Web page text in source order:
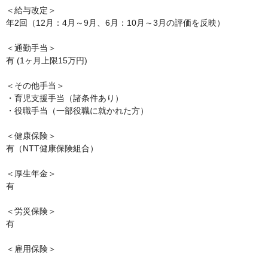
＜給与改定＞
年2回（12月：4月～9月、6月：10月～3月の評価を反映）
＜通勤手当＞
有 (1ヶ月上限15万円)
＜その他手当＞
・育児支援手当（諸条件あり）
・役職手当（一部役職に就かれた方）
＜健康保険＞
有（NTT健康保険組合）
＜厚生年金＞
有
＜労災保険＞
有
＜雇用保険＞